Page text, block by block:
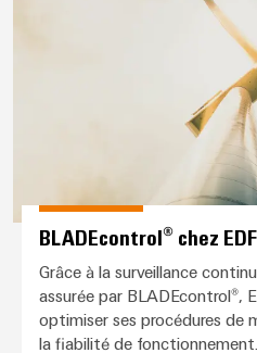
BLADEcontrol® chez
Grâce à la surveillance
assurée par BLADEcontrol®,
optimiser ses procédures de
la fiabilité de fonctionnement.